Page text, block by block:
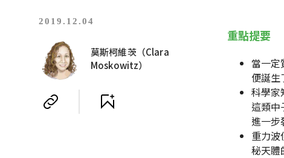
2019.12.04
莫斯柯維茨（Clara
Moskowitz）
重點提要
當一
便誕生
科學家
這類
進一步
重力
秘天體